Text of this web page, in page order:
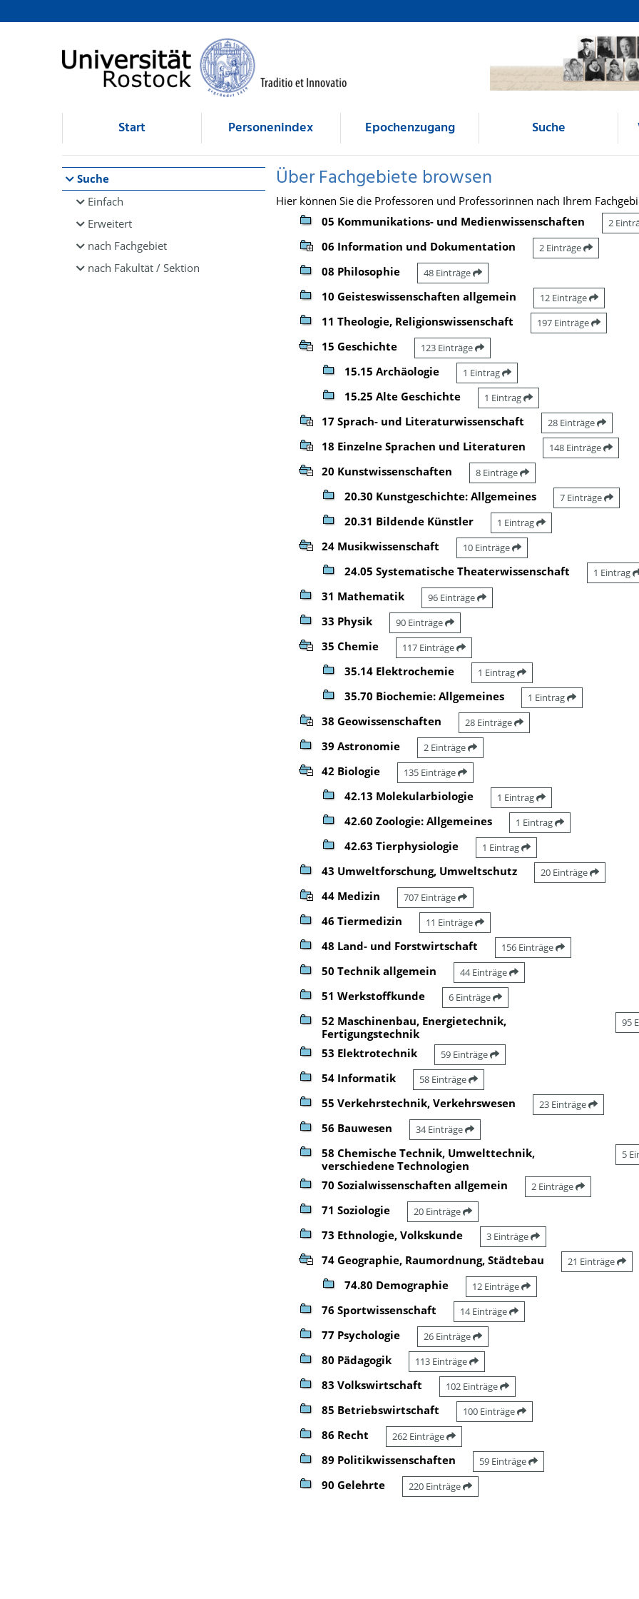
Browsen
direkt zum Inhalt
Start Personenindex Epochenzugang Suche
Suche
Einfach
Erweitert
nach Fachgebiet
nach Fakultät / Sektion
Über Fachgebiete browsen
Hier können Sie die Professoren und Professorinnen nach Ihrem
05 Kommunikations- und Medienwissenschaften
2
06 Information und Dokumentation 2 Einträge
08 Philosophie 48 Einträge
10 Geisteswissenschaften allgemein 12 Einträge
11 Theologie, Religionswissenschaft 197 Einträge
15 Geschichte 123 Einträge
15.15 Archäologie 1 Eintrag
15.25 Alte Geschichte 1 Eintrag
17 Sprach- und Literaturwissenschaft 28 Einträge
18 Einzelne Sprachen und Literaturen 148 Einträge
20 Kunstwissenschaften 8 Einträge
20.30 Kunstgeschichte: Allgemeines 7 Einträge
20.31 Bildende Künstler 1 Eintrag
24 Musikwissenschaft 10 Einträge
24.05 Systematische Theaterwissenschaft 1 Eintrag
31 Mathematik 96 Einträge
33 Physik 90 Einträge
35 Chemie 117 Einträge
35.14 Elektrochemie 1 Eintrag
35.70 Biochemie: Allgemeines 1 Eintrag
38 Geowissenschaften 28 Einträge
39 Astronomie 2 Einträge
42 Biologie 135 Einträge
42.13 Molekularbiologie 1 Eintrag
42.60 Zoologie: Allgemeines 1 Eintrag
42.63 Tierphysiologie 1 Eintrag
43 Umweltforschung, Umweltschutz 20 Einträge
44 Medizin 707 Einträge
46 Tiermedizin 11 Einträge
48 Land- und Forstwirtschaft 156 Einträge
50 Technik allgemein 44 Einträge
51 Werkstoffkunde 6 Einträge
52 Maschinenbau, Energietechnik,
Fertigungstechnik
95
53 Elektrotechnik 59 Einträge
54 Informatik 58 Einträge
55 Verkehrstechnik, Verkehrswesen 23 Einträge
56 Bauwesen 34 Einträge
58 Chemische Technik, Umwelttechnik,
verschiedene Technologien
5
70 Sozialwissenschaften allgemein 2 Einträge
71 Soziologie 20 Einträge
73 Ethnologie, Volkskunde 3 Einträge
74 Geographie, Raumordnung, Städtebau 21 Einträge
74.80 Demographie 12 Einträge
76 Sportwissenschaft 14 Einträge
77 Psychologie 26 Einträge
80 Pädagogik 113 Einträge
83 Volkswirtschaft 102 Einträge
85 Betriebswirtschaft 100 Einträge
86 Recht 262 Einträge
89 Politikwissenschaften 59 Einträge
90 Gelehrte 220 Einträge